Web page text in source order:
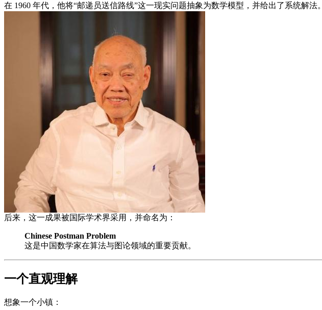
在 1960 年代，他将“邮递员送信路线”这一现实问题抽象为数学模型，并给出了系统解法。
后来，这一成果被国际学术界采用，并命名为：
Chinese Postman Problem
这是中国数学家在算法与图论领域的重要贡献。
一个直观理解
想象一个小镇：